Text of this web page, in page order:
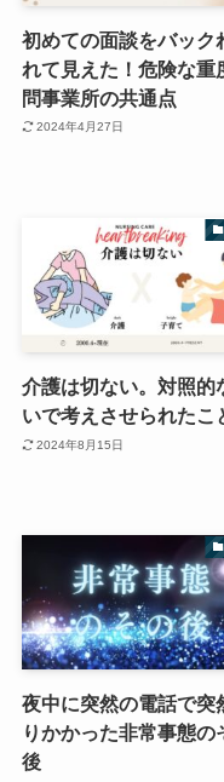
初めての面談をバック
れて見えた！危険な重
問事業所の共通点
2024年4月27日
介護は切ない。対照的
いで考えさせられたこ
2024年8月15日
夜中に突然の電話で突
りかかった非常事態の
後